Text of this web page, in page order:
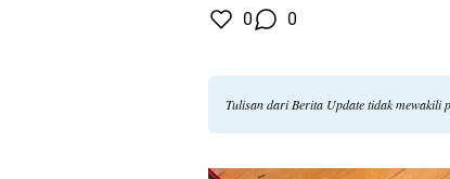
0 0
Tulisan dari Berita Update tidak mewakili